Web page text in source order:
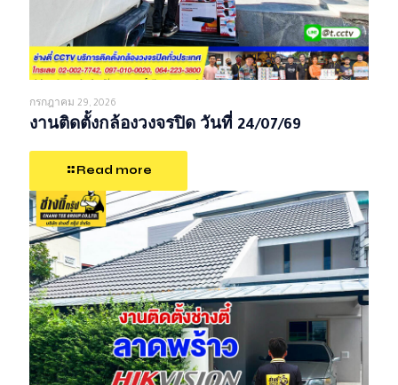
กรกฎาคม 29, 2026
งานติดตั้งกล้องวงจรปิด วันที่ 24/07/69
Read more